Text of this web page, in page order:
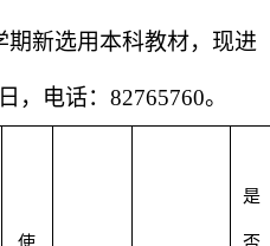
期新选用本科教材，现进
，电话： 82765760。
是